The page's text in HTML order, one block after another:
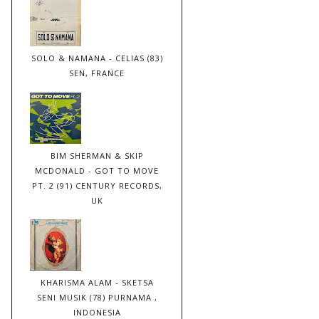
SOLO & NAMANA - CELIAS (83)
SEN, FRANCE
BIM SHERMAN & SKIP
MCDONALD - GOT TO MOVE
PT. 2 (91) CENTURY RECORDS,
UK
KHARISMA ALAM - SKETSA
SENI MUSIK (78) PURNAMA ,
INDONESIA